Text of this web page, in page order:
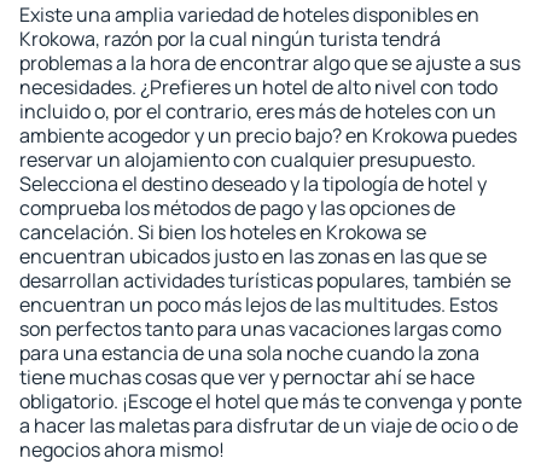
Existe una amplia variedad de hoteles disponibles en
Krokowa, razón por la cual ningún turista tendrá
problemas a la hora de encontrar algo que se ajuste a sus
necesidades. ¿Prefieres un hotel de alto nivel con todo
incluido o, por el contrario, eres más de hoteles con un
ambiente acogedor y un precio bajo? en Krokowa puedes
reservar un alojamiento con cualquier presupuesto.
Selecciona el destino deseado y la tipología de hotel y
comprueba los métodos de pago y las opciones de
cancelación. Si bien los hoteles en Krokowa se
encuentran ubicados justo en las zonas en las que se
desarrollan actividades turísticas populares, también se
encuentran un poco más lejos de las multitudes. Estos
son perfectos tanto para unas vacaciones largas como
para una estancia de una sola noche cuando la zona
tiene muchas cosas que ver y pernoctar ahí se hace
obligatorio. ¡Escoge el hotel que más te convenga y ponte
a hacer las maletas para disfrutar de un viaje de ocio o de
negocios ahora mismo!